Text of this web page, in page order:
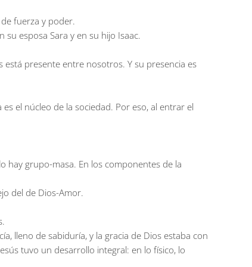
fuerza y poder.
esposa Sara y en su hijo Isaac.
está presente entre nosotros. Y su presencia es
el núcleo de la sociedad. Por eso, al entrar el
hay grupo-masa. En los componentes de la
del de Dios-Amor.
lleno de sabiduría, y la gracia de Dios estaba con
tuvo un desarrollo integral: en lo físico, lo